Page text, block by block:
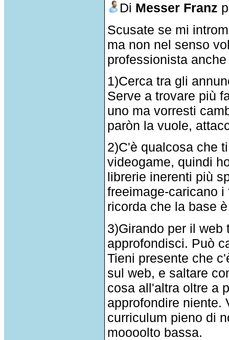
Di Messer Franz
Scusate se mi
ma non nel senso
professionista
1)Cerca tra gli
Serve a trovare più
uno ma vorresti
paròn la vuole,
2)C'è qualcosa che
videogame, quindi
librerie inerenti più
freeimage-caricano
ricorda che la base
3)Girando per il
approfondisci. Può
Tieni presente che
sul web, e saltare
cosa all'altra oltre a
approfondire niente.
curriculum pieno di
moooolto bassa.